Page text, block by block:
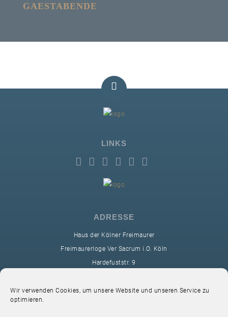
Wir verwenden Cookies, um unsere Website und unseren Service zu
optimieren.
GAESTABENDE
LINKS
ADRESSE
Haus der Kölner Freimaurer
Freimaurerloge Ver Sacrum i.O. Köln
Hardefuststr. 9
sekretariat@ver-sacrum.org